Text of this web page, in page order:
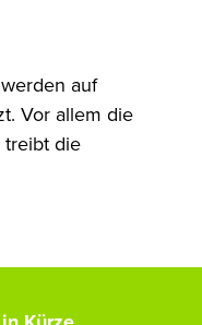
auf
Vor allem die
treibt die